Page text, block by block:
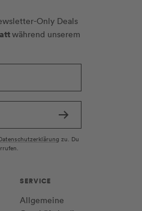
Only Deals
während unserem
zu. Du
SERVICE
Allgemeine